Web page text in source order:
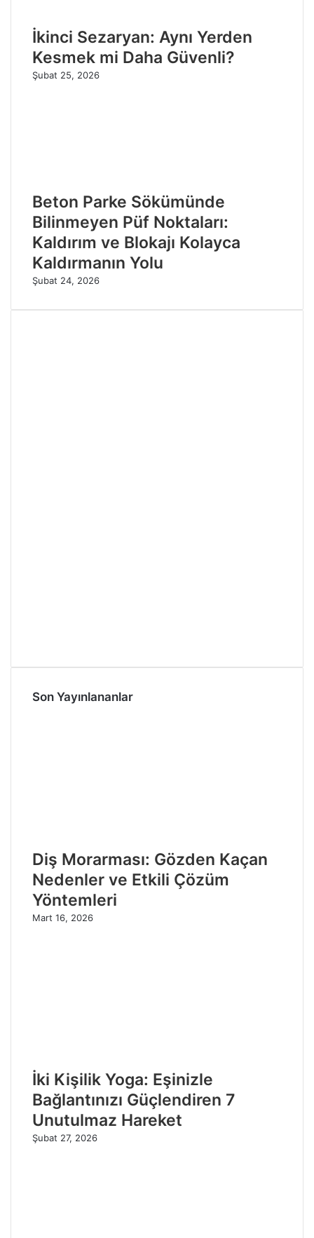
İkinci Sezaryan: Aynı Yerden
Kesmek mi Daha Güvenli?
Şubat 25, 2026
Beton Parke Sökümünde
Bilinmeyen Püf Noktaları:
Kaldırım ve Blokajı Kolayca
Kaldırmanın Yolu
Şubat 24, 2026
Son Yayınlananlar
Diş Morarması: Gözden Kaçan
Nedenler ve Etkili Çözüm
Yöntemleri
Mart 16, 2026
İki Kişilik Yoga: Eşinizle
Bağlantınızı Güçlendiren 7
Unutulmaz Hareket
Şubat 27, 2026